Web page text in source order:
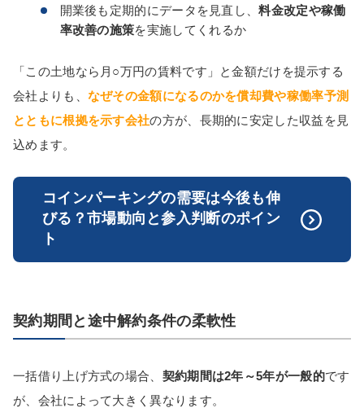
開業後も定期的にデータを見直し、料金改定や稼働
率改善の施策を実施してくれるか
「この土地なら月○万円の賃料です」と金額だけを提示する
会社よりも、 なぜその金額になるのかを償却費や稼働率予測
とともに根拠を示す会社の方が、長期的に安定した収益を見
込めます。
コインパーキングの需要は今後も伸
びる？市場動向と参入判断のポイン
ト
契約期間と途中解約条件の柔軟性
一括借り上げ方式の場合、 契約期間は2年～5年が一般的です
が、会社によって大きく異なります。